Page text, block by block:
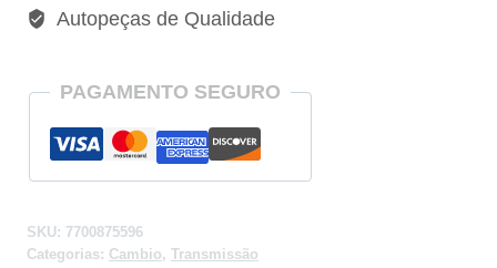
Autopeças de Qualidade
PAGAMENTO SEGURO
SKU: 7700875596
Categorias: Cambio,
Transmissão